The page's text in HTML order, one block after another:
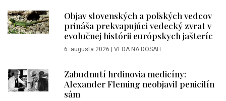
Objav slovenských a poľských vedcov
prináša prekvapujúci vedecký zvrat v
evolučnej histórii európskych jašteríc
6. augusta 2026 | VEDA NA DOSAH
Zabudnutí hrdinovia medicíny:
Alexander Fleming neobjavil penicilín
sám